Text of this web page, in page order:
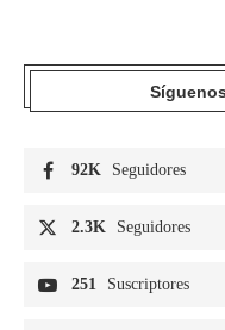
92K Seguidores
2.3K Seguidores
251 Suscriptores